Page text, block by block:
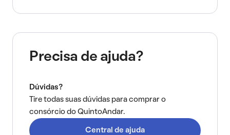
Precisa de ajuda?
Dúvidas?
Tire todas suas dúvidas para comprar o
consórcio do QuintoAndar.
Central de ajuda